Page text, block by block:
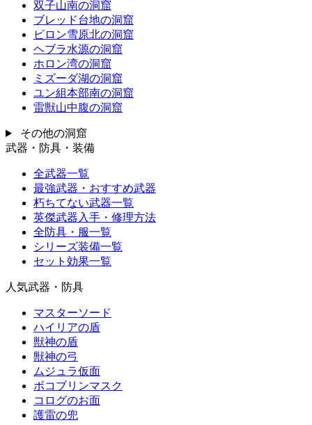
双子山南の洞窟
ブレッド台地の洞窟
ビロン雪原北の洞窟
ヘブラ水源の洞窟
ホロン湾の洞窟
ミズーダ湖の洞窟
ユン組本部南の洞窟
雷獣山中腹の洞窟
その他の洞窟
武器・防具・装備
全武器一覧
最強武器・おすすめ武器
朽ちてない武器一覧
英傑武器入手・修理方法
全防具・服一覧
シリーズ装備一覧
セット効果一覧
人気武器・防具
マスターソード
ハイリアの盾
獣神の盾
獣神の弓
ムジュラ仮面
ボコブリンマスク
コログのお面
護雷の兜